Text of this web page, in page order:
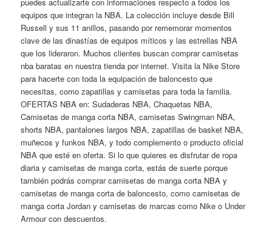
equipos que integran la NBA. La colección incluye desde Bill
Russell y sus 11 anillos, pasando por rememorar momentos
clave de las dinastías de equipos míticos y las estrellas NBA
que los lideraron. Muchos clientes buscan comprar camisetas
nba baratas en nuestra tienda por internet. Visita la Nike Store
para hacerte con toda la equipación de baloncesto que
necesitas, como zapatillas y camisetas para toda la familia.
OFERTAS NBA en: Sudaderas NBA, Chaquetas NBA,
Camisetas de manga corta NBA, camisetas Swingman NBA,
shorts NBA, pantalones largos NBA, zapatillas de basket NBA,
muñecos y funkos NBA, y todo complemento o producto oficial
NBA que esté en oferta. Si lo que quieres es disfrutar de ropa
diaria y camisetas de manga corta, estás de suerte porque
también podrás comprar camisetas de manga corta NBA y
camisetas de manga corta de baloncesto, como camisetas de
manga corta Jordan y camisetas de marcas como Nike o Under
Armour con descuentos.